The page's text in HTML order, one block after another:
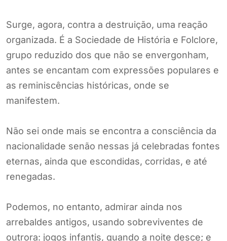
Surge, agora, contra a destruição, uma reação
organizada. É a Sociedade de História e Folclore,
grupo reduzido dos que não se envergonham,
antes se encantam com expressões populares e
as reminiscências históricas, onde se
manifestem.
Não sei onde mais se encontra a consciência da
nacionalidade senão nessas já celebradas fontes
eternas, ainda que escondidas, corridas, e até
renegadas.
Podemos, no entanto, admirar ainda nos
arrebaldes antigos, usando sobreviventes de
outrora: jogos infantis, quando a noite desce; e